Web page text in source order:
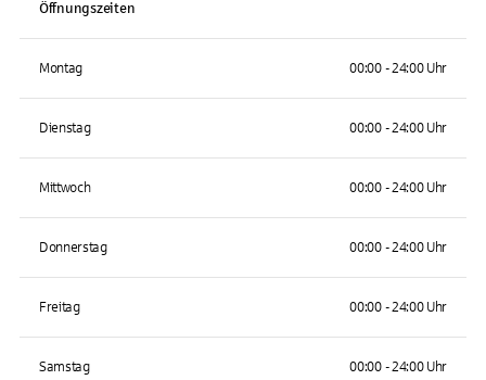
Öffnungszeiten
Montag 00:00 - 24:00 Uhr
Dienstag 00:00 - 24:00 Uhr
Mittwoch 00:00 - 24:00 Uhr
Donnerstag 00:00 - 24:00 Uhr
Freitag 00:00 - 24:00 Uhr
Samstag 00:00 - 24:00 Uhr